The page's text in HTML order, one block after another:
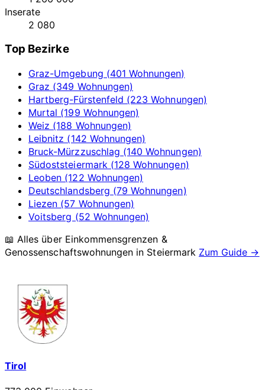
Inserate
2 080
Top Bezirke
Graz-Umgebung (401 Wohnungen)
Graz (349 Wohnungen)
Hartberg-Fürstenfeld (223 Wohnungen)
Murtal (199 Wohnungen)
Weiz (188 Wohnungen)
Leibnitz (142 Wohnungen)
Bruck-Mürzzuschlag (140 Wohnungen)
Südoststeiermark (128 Wohnungen)
Leoben (122 Wohnungen)
Deutschlandsberg (79 Wohnungen)
Liezen (57 Wohnungen)
Voitsberg (52 Wohnungen)
📖 Alles über Einkommensgrenzen &
Genossenschaftswohnungen in Steiermark Zum Guide →
Tirol